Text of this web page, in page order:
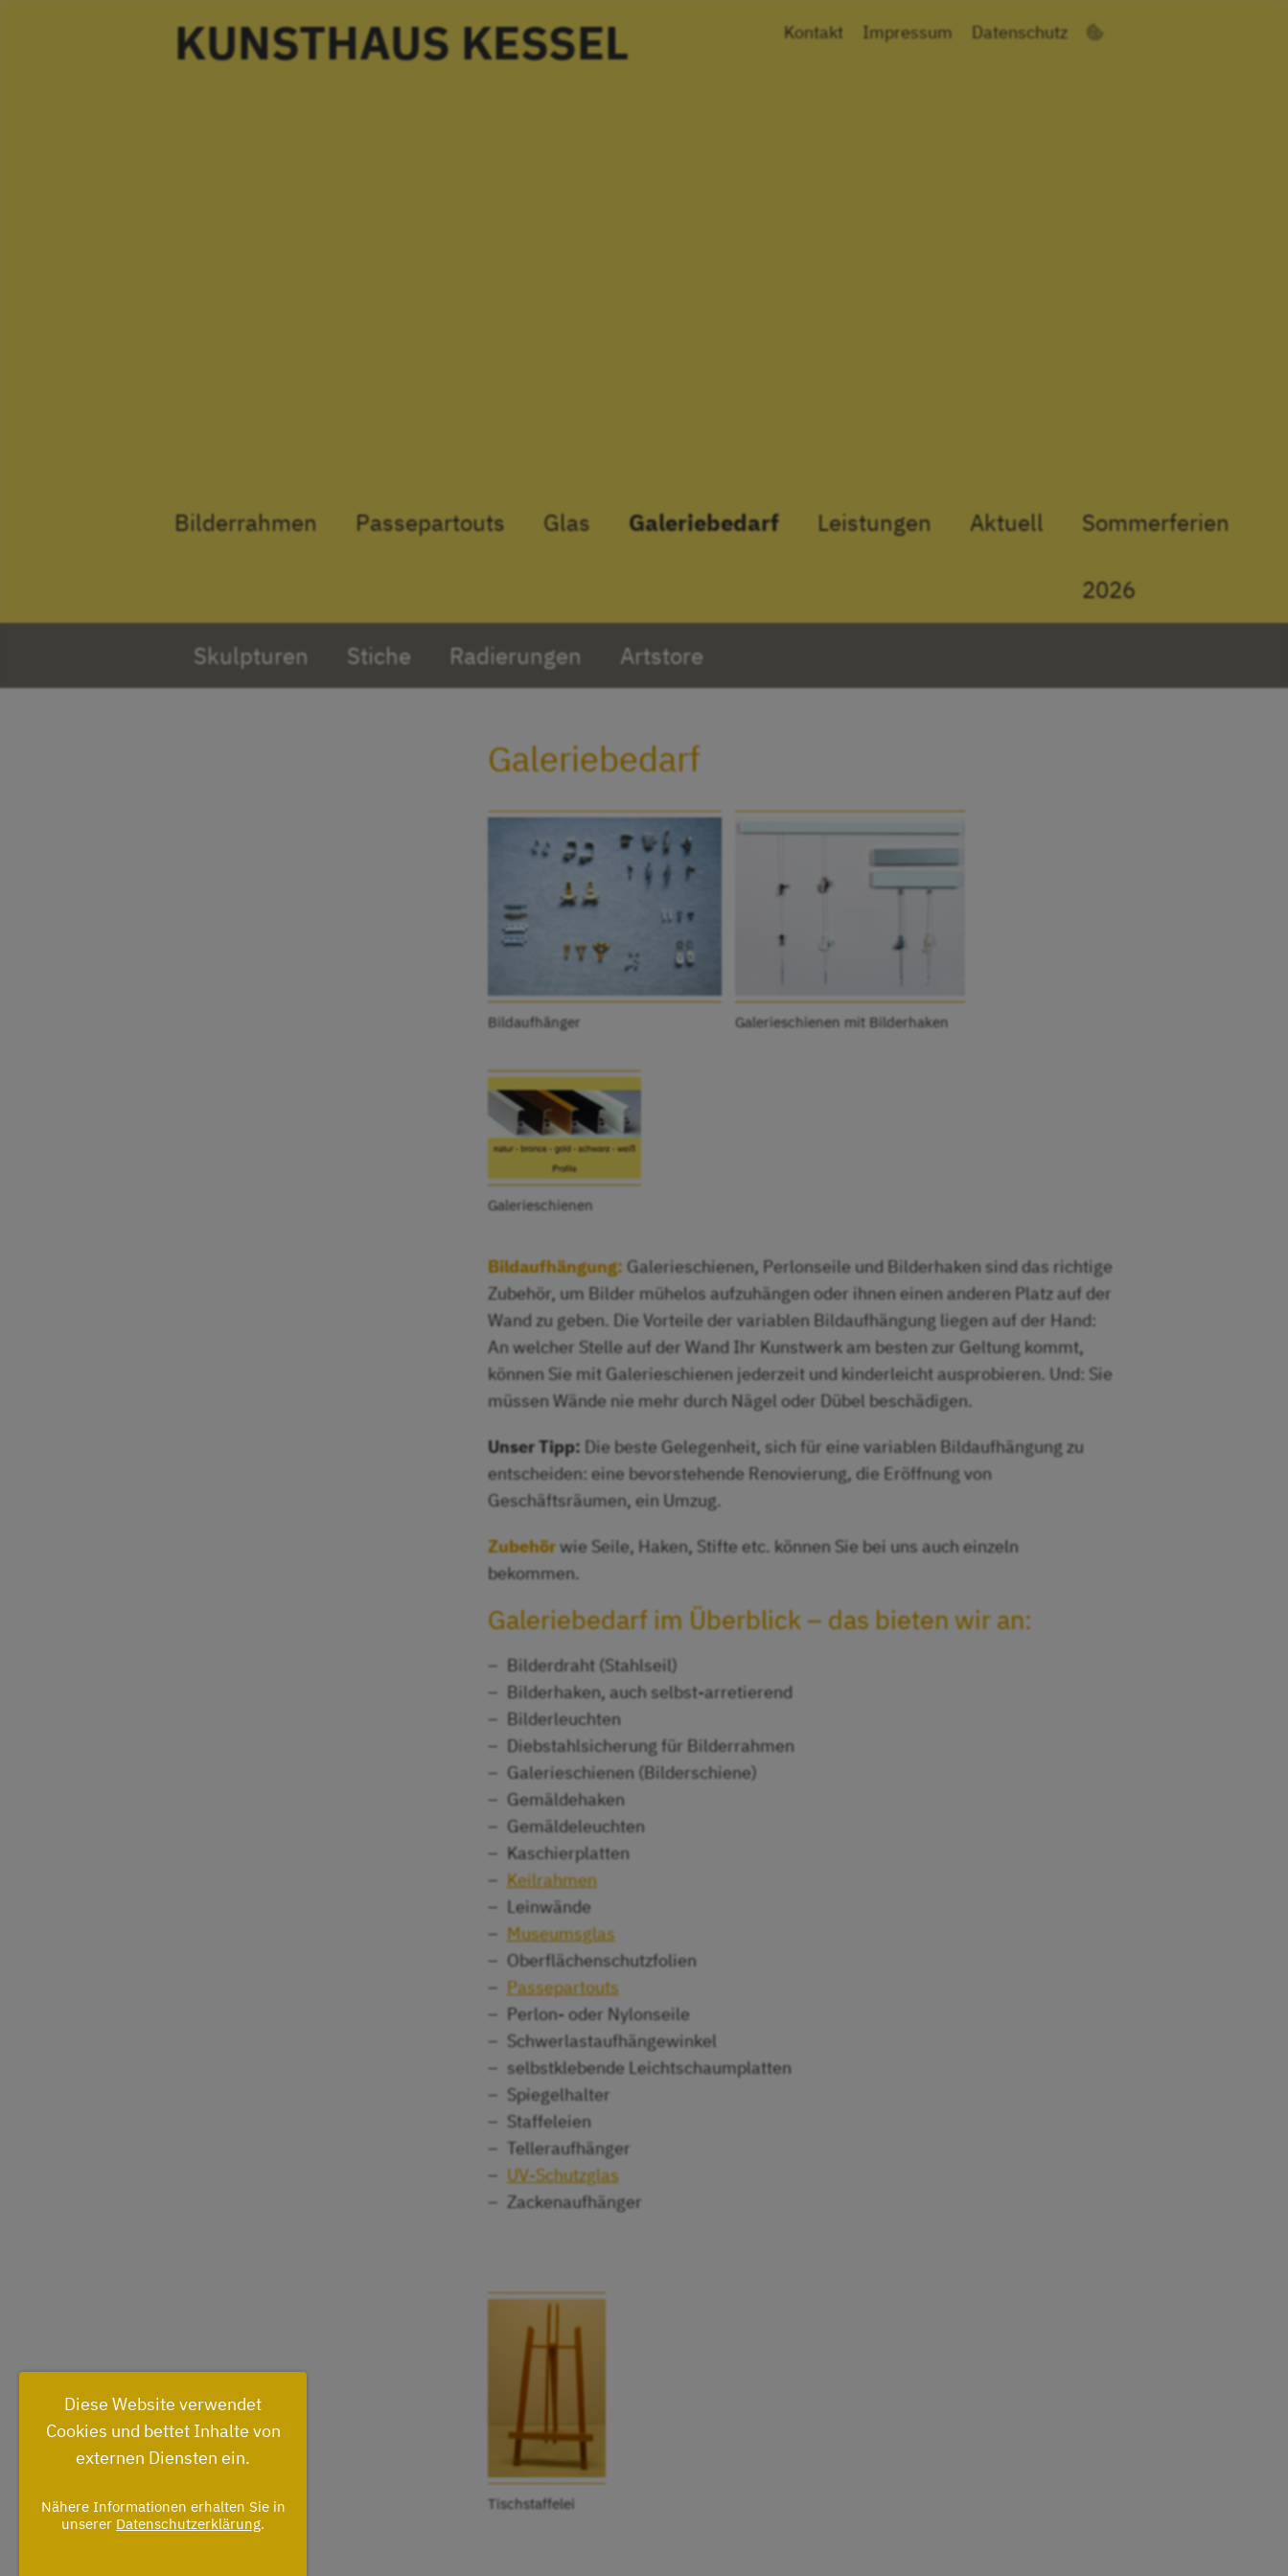
Diese Website verwendet
Cookies und bettet Inhalte von
externen Diensten ein.
Nähere Informationen erhalten Sie in
unserer Datenschutzerklärung.
KUNSTHAUS KESSEL Kontakt Impressum Datenschutz
Bilderrahmen Passepartouts Glas Galeriebedarf Leistungen Aktuell Sommerferien
2026
Skulpturen Stiche Radierungen Artstore
Galeriebedarf
Bildaufhänger Galerieschienen mit Bilderhaken
Galerieschienen
Bildaufhängung: Galerieschienen, Perlonseile und Bilderhaken sind das richtige
Zubehör, um Bilder mühelos aufzuhängen oder ihnen einen anderen Platz auf der
Wand zu geben. Die Vorteile der variablen Bildaufhängung liegen auf der Hand:
An welcher Stelle auf der Wand Ihr Kunstwerk am besten zur Geltung kommt,
können Sie mit Galerieschienen jederzeit und kinderleicht ausprobieren. Und: Sie
müssen Wände nie mehr durch Nägel oder Dübel beschädigen.
Unser Tipp: Die beste Gelegenheit, sich für eine variablen Bildaufhängung zu
entscheiden: eine bevorstehende Renovierung, die Eröffnung von
Geschäftsräumen, ein Umzug.
Zubehörwie Seile, Haken, Stifte etc. können Sie bei uns auch einzeln
bekommen.
Galeriebedarf im Überblick – das bieten wir an:
Bilderdraht (Stahlseil)
Bilderhaken, auch selbst-arretierend
Bilderleuchten
Diebstahlsicherung für Bilderrahmen
Galerieschienen (Bilderschiene)
Gemäldehaken
Gemäldeleuchten
Kaschierplatten
Keilrahmen
Leinwände
Museumsglas
Oberflächenschutzfolien
Passepartouts
Perlon- oder Nylonseile
Schwerlastaufhängewinkel
selbstklebende Leichtschaumplatten
Spiegelhalter
Staffeleien
Telleraufhänger
UV-Schutzglas
Zackenaufhänger
Tischstaffelei